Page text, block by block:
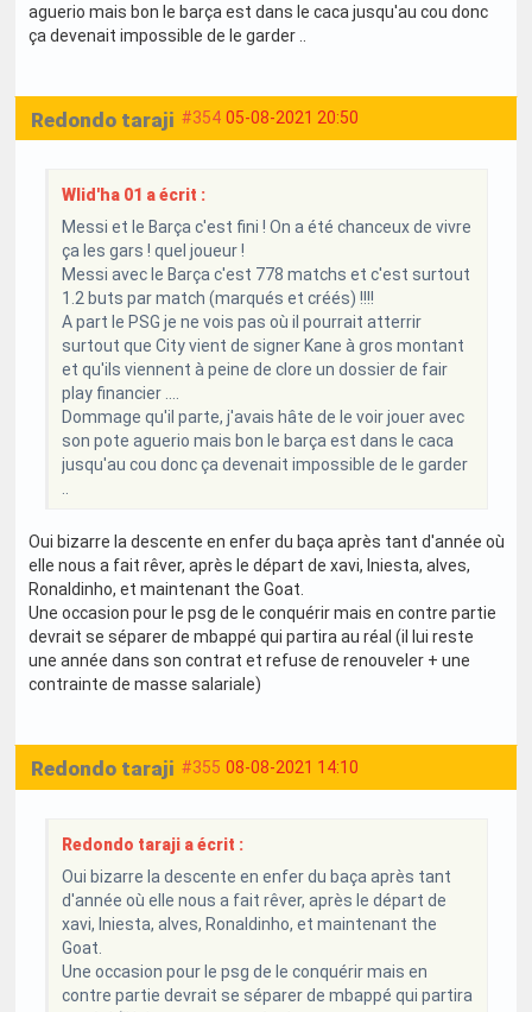
aguerio mais bon le barça est dans le caca jusqu'au cou donc
ça devenait impossible de le garder ..
#354 05-08-2021 20:50
Redondo taraji
Wlid'ha 01 a écrit :
Messi et le Barça c'est fini ! On a été chanceux de vivre
ça les gars ! quel joueur !
Messi avec le Barça c'est 778 matchs et c'est surtout
1.2 buts par match (marqués et créés) !!!!
A part le PSG je ne vois pas où il pourrait atterrir
surtout que City vient de signer Kane à gros montant
et qu'ils viennent à peine de clore un dossier de fair
play financier ....
Dommage qu'il parte, j'avais hâte de le voir jouer avec
son pote aguerio mais bon le barça est dans le caca
jusqu'au cou donc ça devenait impossible de le garder
Oui bizarre la descente en enfer du baça après tant d'année où
elle nous a fait rêver, après le départ de xavi, Iniesta, alves,
Ronaldinho, et maintenant the Goat.
Une occasion pour le psg de le conquérir mais en contre partie
devrait se séparer de mbappé qui partira au réal (il lui reste
une année dans son contrat et refuse de renouveler + une
contrainte de masse salariale)
#355 08-08-2021 14:10
Redondo taraji
Redondo taraji a écrit :
Oui bizarre la descente en enfer du baça après tant
d'année où elle nous a fait rêver, après le départ de
xavi, Iniesta, alves, Ronaldinho, et maintenant the
Goat.
Une occasion pour le psg de le conquérir mais en
contre partie devrait se séparer de mbappé qui partira